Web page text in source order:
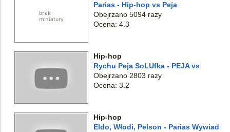
Parias - Hip-hop vs Peja
Obejrzano 5094 razy
Ocena: 4.3
Hip-hop
Rychu Peja SoLUfka - PEJA vs
Obejrzano 2803 razy
Ocena: 3.2
Hip-hop
Eldo, Włodi, Pelson - Parias Wywiad